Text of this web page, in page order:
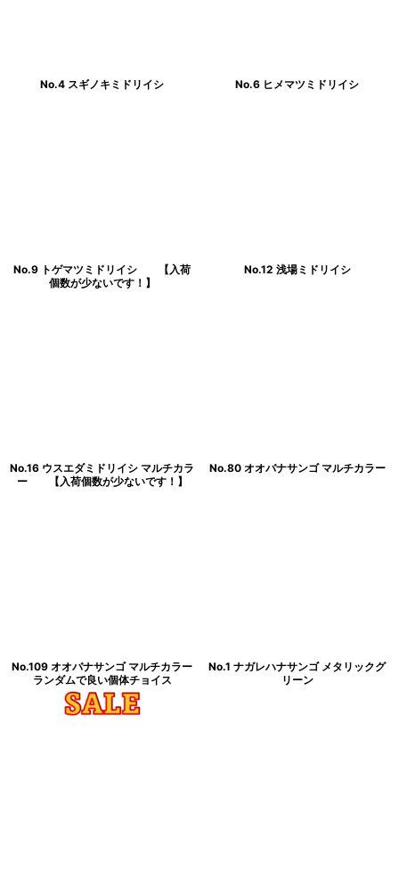
No.4 スギノキミドリイシ No.6 ヒメマツミドリイシ
No.9 トゲマツミドリイシ 【入荷
個数が少ないです！】
No.12 浅場ミドリイシ
No.16 ウスエダミドリイシ マルチカラ
ー 【入荷個数が少ないです！】
No.80 オオバナサンゴ マルチカラー
No.109 オオバナサンゴ マルチカラー
ランダムで良い個体チョイス
No.1 ナガレハナサンゴ メタリックグ
リーン